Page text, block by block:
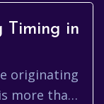
Timing in
originating
more than